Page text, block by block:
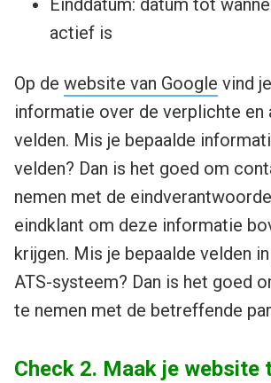
Einddatum: datum tot
actief is
Op de website van Google vind
informatie over de verplichte en
velden. Mis je bepaalde
velden? Dan is het goed om
nemen met de
eindklant om deze informatie
krijgen. Mis je bepaalde velden
ATS-systeem? Dan is het goed
te nemen met de betreffende
Check 2. Maak je website